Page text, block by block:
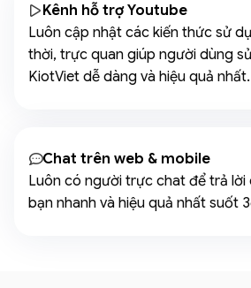
Kênh hỗ trợ Youtube
Luôn cập nhật các kiến thức sử
thời, trực quan giúp người dùng
KiotViet dễ dàng và hiệu quả nhất.
Chat trên web & mobile
Luôn có người trực chat để trả lời
bạn nhanh và hiệu quả nhất suốt